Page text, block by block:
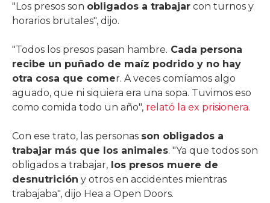
"Los presos son obligados a trabajar con turnos y
horarios brutales", dijo.
"Todos los presos pasan hambre. Cada persona
recibe un puñado de maíz podrido y no hay
otra cosa que comer. A veces comíamos algo
aguado, que ni siquiera era una sopa. Tuvimos eso
como comida todo un año", relató la ex prisionera.
Con ese trato, las personas son obligados a
trabajar más que los animales. "Ya que todos son
obligados a trabajar, los presos muere de
desnutrición y otros en accidentes mientras
trabajaba", dijo Hea a Open Doors.